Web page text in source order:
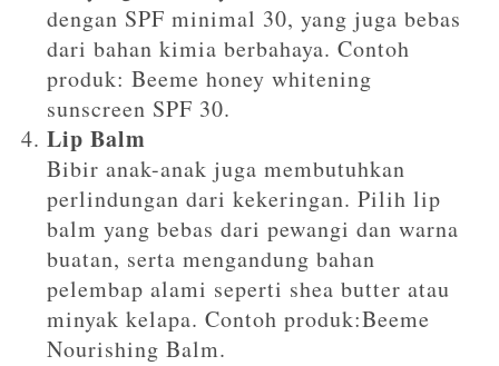
dengan SPF minimal 30, yang juga bebas
dari bahan kimia berbahaya. Contoh
produk: Beeme honey whitening
sunscreen SPF 30.
Lip Balm
Bibir anak-anak juga membutuhkan
perlindungan dari kekeringan. Pilih lip
balm yang bebas dari pewangi dan warna
buatan, serta mengandung bahan
pelembap alami seperti shea butter atau
minyak kelapa. Contoh produk:Beeme
Nourishing Balm.